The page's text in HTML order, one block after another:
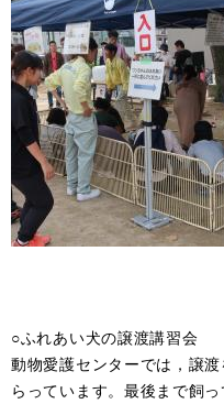
○ふれあい犬の譲渡講習会
動物愛護センターでは，譲
らっています。最後まで飼